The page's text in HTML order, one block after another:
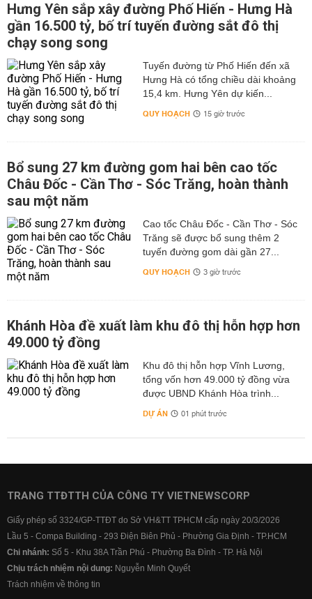
Hưng Yên sắp xây đường Phố Hiến - Hưng Hà
gần 16.500 tỷ, bố trí tuyến đường sắt đô thị
chạy song song
Tuyến đường từ Phố Hiến đến xã
Hưng Hà có tổng chiều dài khoảng
15,4 km. Hưng Yên dự kiến...
QUY HOẠCH 15 giờ trước
Bổ sung 27 km đường gom hai bên cao tốc
Châu Đốc - Cần Thơ - Sóc Trăng, hoàn thành
sau một năm
Cao tốc Châu Đốc - Cần Thơ - Sóc
Trăng sẽ được bổ sung thêm 2
tuyến đường gom dài gần 27...
QUY HOẠCH 3 giờ trước
Khánh Hòa đề xuất làm khu đô thị hỗn hợp hơn
49.000 tỷ đồng
Khu đô thị hỗn hợp Vĩnh Lương,
tổng vốn hơn 49.000 tỷ đồng vừa
được UBND Khánh Hòa trình...
DỰ ÁN 01 phút trước
TRANG TTĐTTH CỦA CÔNG TY VIETNEWSCORP
Giấy phép số 3324/GP-TTĐT do Sở VH&TT TPHCM cấp ngày 20/3/2026
Lầu 5 - Compa Building - 293 Điện Biên Phủ - Phường Gia Định - TP.HCM
Chi nhánh: Số 5 - Khu 38A Trần Phú - Phường Ba Đình - TP. Hà Nội
Chịu trách nhiệm nội dung: Nguyễn Minh Quyết
Trách nhiệm về thông tin